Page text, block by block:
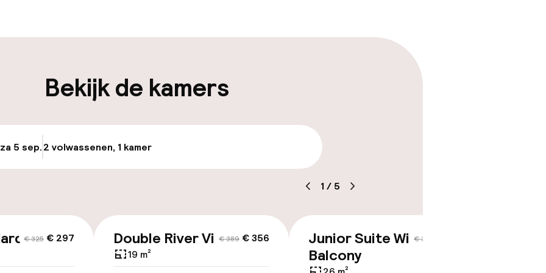
Bekijk de kamers
5 sep.2 volwassenen, 1 kamer
1 / 5
€ 325 € 297 € 389 € 356
Double River View
19 m²
€ 393
Junior Suite With
Balcony